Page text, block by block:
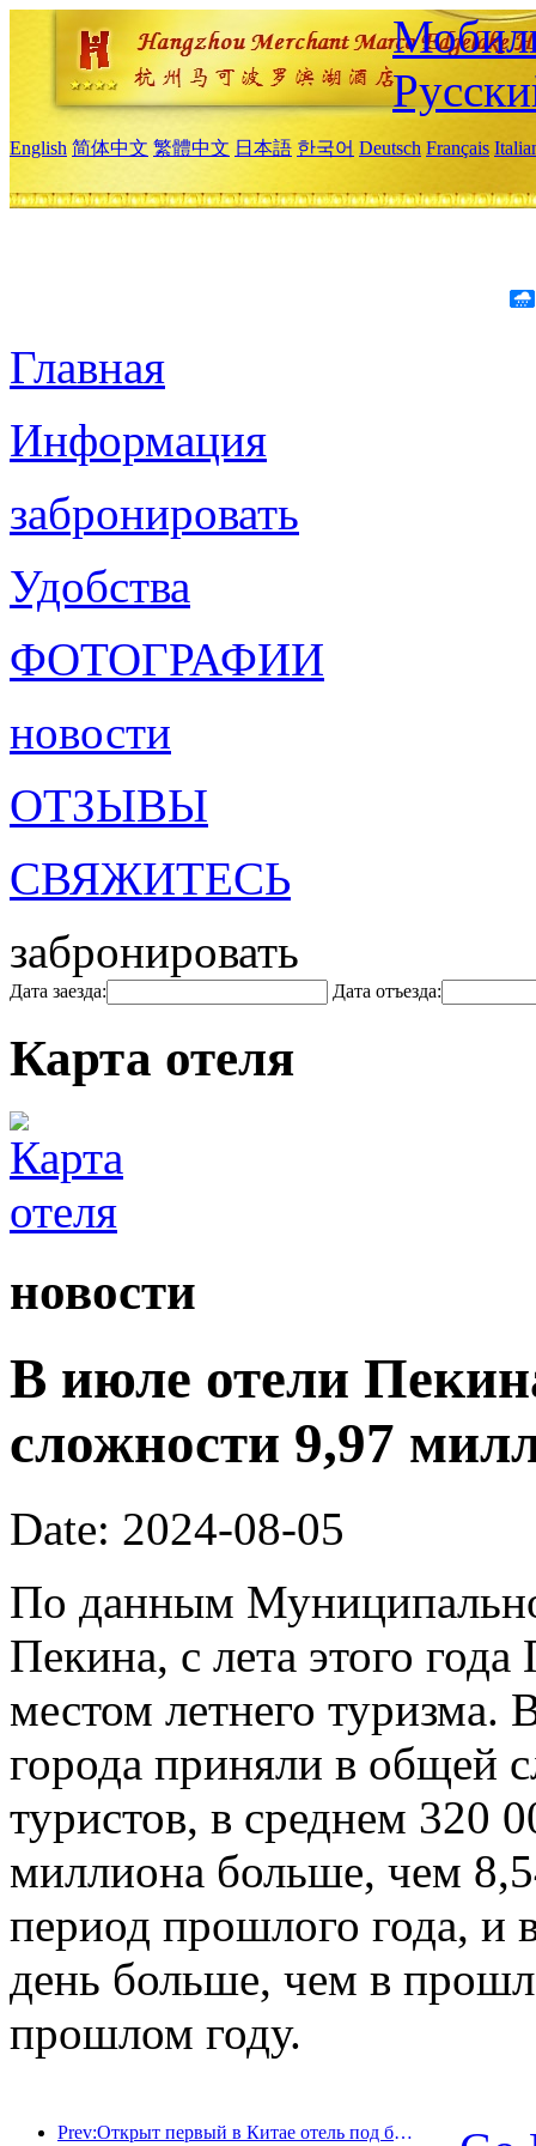
English 简体中文 繁體中文 日本語 한국어 Deutsch Français
Главная
Информация
забронировать
Удобства
ФОТОГРАФИИ
новости
ОТЗЫВЫ
СВЯЖИТЕСЬ
забронировать
Дата заезда: Дата отъезда:
Карта отеля
новости
В июле отели
сложности 9,97
Date: 2024-08-05
По данным
Пекина, с лета этого
местом летнего туризма.
города приняли в общей
туристов, в среднем 320
миллиона больше, чем
период прошлого года, и
день больше, чем в
прошлом году.
Prev:Открыт первый в Китае отель под брендом Jinmao Jiayue